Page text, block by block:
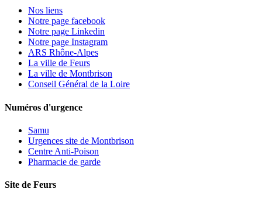
Nos liens
Notre page facebook
Notre page Linkedin
Notre page Instagram
ARS Rhône-Alpes
La ville de Feurs
La ville de Montbrison
Conseil Général de la Loire
Numéros d'urgence
Samu
Urgences site de Montbrison
Centre Anti-Poison
Pharmacie de garde
Site de Feurs